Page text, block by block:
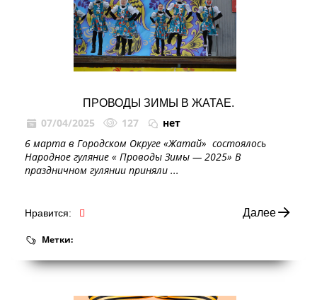
ПРОВОДЫ ЗИМЫ В ЖАТАЕ.
07/04/2025 127
нет
6 марта в Городском Округе «Жатай» состоялось
Народное гуляние « Проводы Зимы — 2025» В
праздничном гулянии приняли ...
Нравится: Далее
Метки: